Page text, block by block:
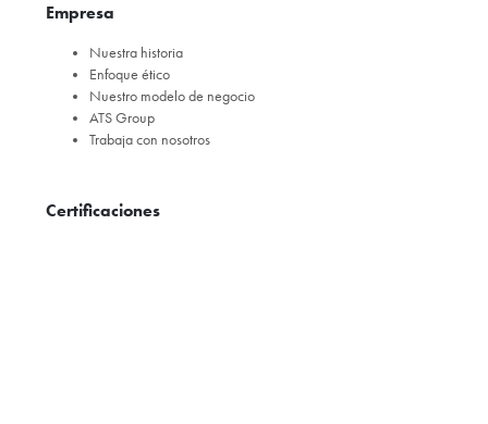
Empresa
Nuestra historia
Enfoque ético
Nuestro modelo de negocio
ATS Group
Trabaja con nosotros
Certificaciones